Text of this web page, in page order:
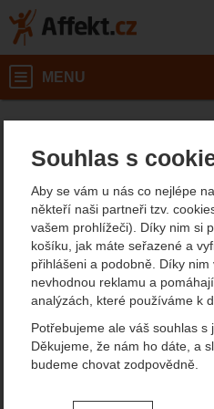
Souhlas s
Aby se vám u nás co nejlépe
někteří naši partneři tzv.
vašem prohlížeči). Díky nim si
košíku, jak máte seřazené a
přihlášeni a podobně. Díky
nevhodnou reklamu a
analýzách, které používáme k
Potřebujeme ale váš souhlas s
Děkujeme, že nám ho dáte, a
budeme chovat zodpovědně.
Nastavení
MENU
Aku Trekker
Fotografie